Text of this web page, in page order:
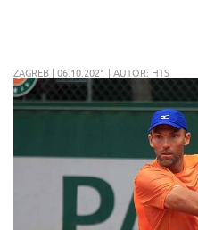
ZAGREB | 06.10.2021 | AUTOR: HTS